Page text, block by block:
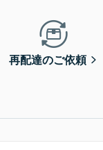
再配達のご依頼